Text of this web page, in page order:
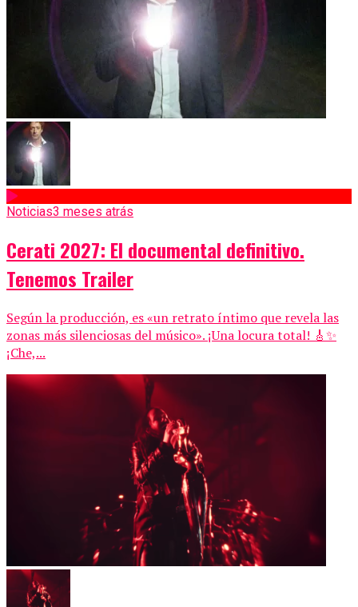
Noticias3 meses atrás
Cerati 2027: El documental definitivo.
Tenemos Trailer
Según la producción, es «un retrato íntimo que revela las
zonas más silenciosas del músico». ¡Una locura total! 🎸✨
¡Che,...